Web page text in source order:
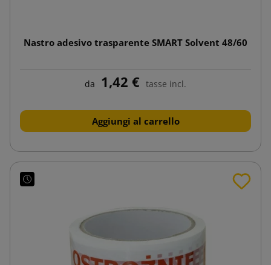
Nastro adesivo trasparente SMART Solvent 48/60
da 1,42 € tasse incl.
Aggiungi al carrello